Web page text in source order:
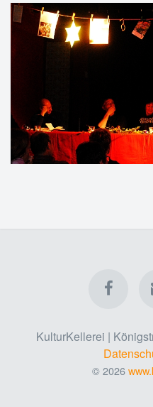
KulturKellerei |
© 2026